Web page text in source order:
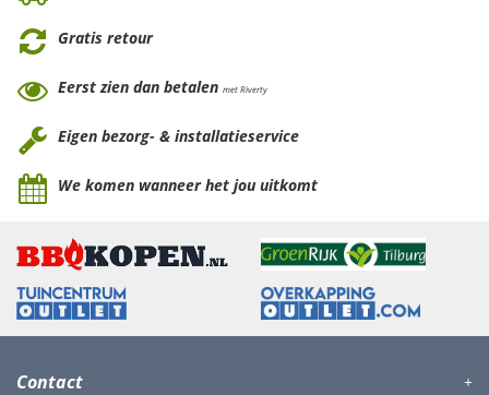
Gratis retour
Eerst zien dan betalen met Riverty
Eigen bezorg- & installatieservice
We komen wanneer het jou uitkomt
Contact